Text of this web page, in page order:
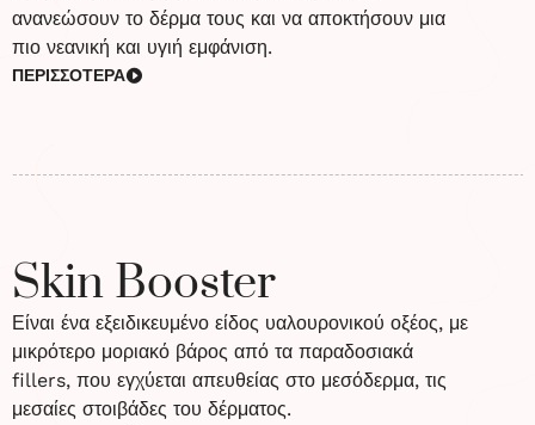
ανανεώσουν το δέρμα τους και να αποκτήσουν μια
πιο νεανική και υγιή εμφάνιση.
ΠΕΡΙΣΣΟΤΕΡΑ
Skin Booster
Είναι ένα εξειδικευμένο είδος υαλουρονικού οξέος, με
μικρότερο μοριακό βάρος από τα παραδοσιακά
fillers, που εγχύεται απευθείας στο μεσόδερμα, τις
μεσαίες στοιβάδες του δέρματος.